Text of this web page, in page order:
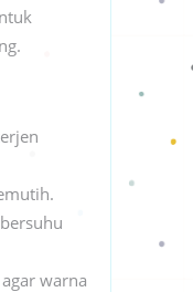
warna